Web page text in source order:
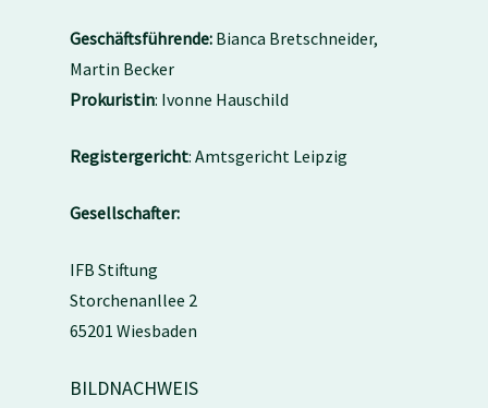
Geschäftsführende: Bianca Bretschneider,
Martin Becker
Prokuristin: Ivonne Hauschild
Registergericht: Amtsgericht Leipzig
Gesellschafter:
IFB Stiftung
Storchenanllee 2
65201 Wiesbaden
BILDNACHWEIS